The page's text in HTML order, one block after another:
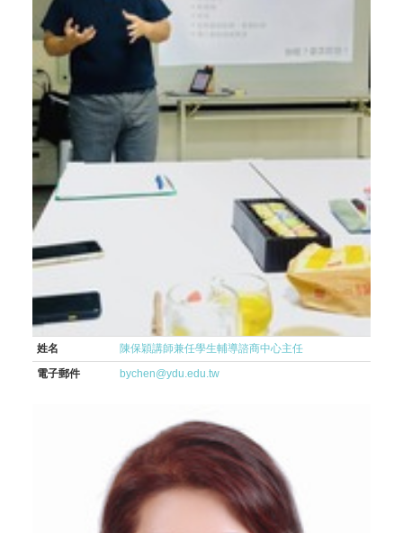
姓名
陳保穎講師兼任學生輔導諮商中心主任
電子郵件
bychen@ydu.edu.tw